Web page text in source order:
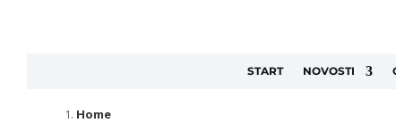
START NOVOSTI
Home